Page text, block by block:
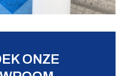
ONZE